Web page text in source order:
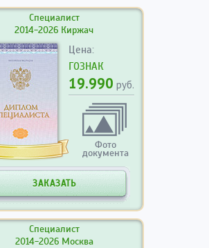
Специалист
2014-2026 Киржач
Цена:
ГОЗНАК
19.990 руб.
Фото
документа
ЗАКАЗАТЬ
Специалист
2014-2026 Москва